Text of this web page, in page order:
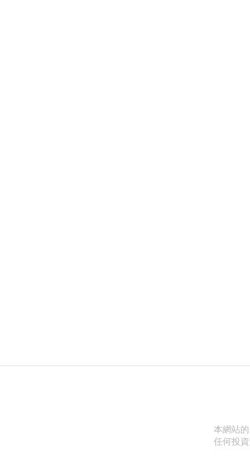
本網站
任何投